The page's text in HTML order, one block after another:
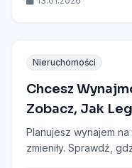
Nieruchomości
Chcesz
Zobacz, Jak
Turystyczną w
Planujesz wynajem
zmieniły. Sprawdź,